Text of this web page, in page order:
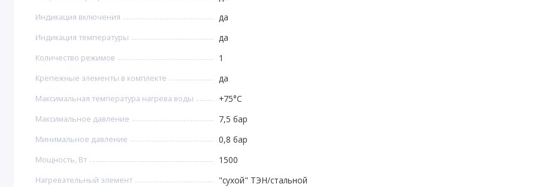
Индикация включения да
Индикация температуры да
Количество режимов 1
Крепежные элементы в комплекте да
Максимальная температура нагрева воды +75°C
Максимальное давление 7,5 бар
Минимальное давление 0,8 бар
Мощность, Вт 1500
Нагревательный элемент "сухой" ТЭН/стальной